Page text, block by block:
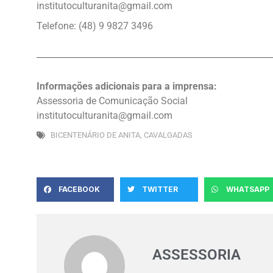
institutoculturanita@gmail.com
Telefone: (48) 9 9827 3496
Informações adicionais para a imprensa:
Assessoria de Comunicação Social
institutoculturanita@gmail.com
BICENTENÁRIO DE ANITA, CAVALGADAS
FACEBOOK TWITTER WHATSAPP
ASSESSORIA